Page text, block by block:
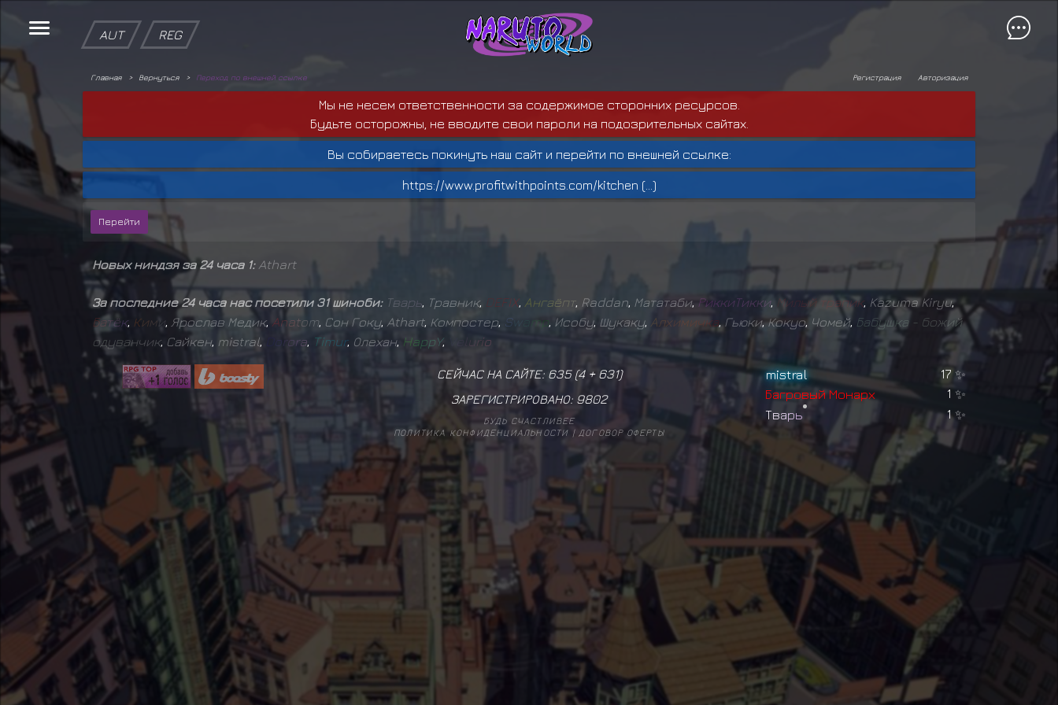
AUT REG
Главная Вернуться Переход по внешней ссылке Авторизация
Регистрация
Мы не несем ответственности за содержимое сторонних ресурсов.
Будьте осторожны, не вводите свои пароли на подозрительных сайтах.
Вы собираетесь покинуть наш сайт и перейти по внешней ссылке:
https://www.profitwithpoints.com/kitchen (...)
Новых ниндзя за 24 часа 1: Athart
За последние 24 часа нас посетили 31 шиноби: Тварь Травник, EFIX, Ангаёпт, Raddan Мататаби РиккиТикки, Ми лый трапик, Kazuma Kiryu,
Батёк, Кими Ярослав Медик, Anatom Сон Гоку, Athart, Компостер Sw mp Исобу, Шукаку, А лхимичка Гьюки, Кокуо Чомей, Бабушка - божий
одуванчик, Сайкен, mistral r ora Timur, Олехан, HappY, l urio
СЕЙЧАС НА САЙТЕ: 635 (4+ 631)
ЗАРЕГИСТРИРОВАНО: 9802
БУДЬ СЧАСТЛИВЕЕ
ПОЛИТИКА КОНФИДЕНЦИАЛЬНОСТИ |ДОГОВОР ОФЕРТЫ
mistral 17 ✨
Багровый Монарх 1 ✨
Тварь 1✨